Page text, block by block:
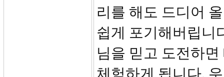
리를 해도 드디어
쉽게 포기해버립니
님을 믿고 도전하
체험하게 됩니다.